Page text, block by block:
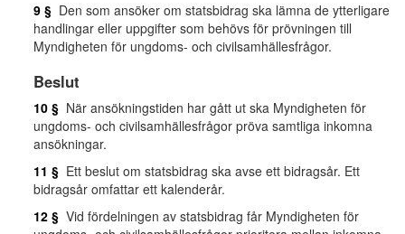
9 § Den som ansöker om statsbidrag ska lämna de ytterligare
handlingar eller uppgifter som behövs för prövningen till
Myndigheten för ungdoms- och civilsamhällesfrågor.
Beslut
10 § När ansökningstiden har gått ut ska Myndigheten för
ungdoms- och civilsamhällesfrågor pröva samtliga inkomna
ansökningar.
11 § Ett beslut om statsbidrag ska avse ett bidragsår. Ett
bidragsår omfattar ett kalenderår.
12 § Vid fördelningen av statsbidrag får Myndigheten för